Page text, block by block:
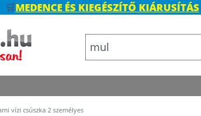
🛒MEDENCE ÉS KIEGÉSZÍTŐ KIÁRUSÍTÁS
vízi csúszka 2 személyes